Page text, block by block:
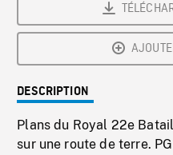
DESCRIPTION
Plans du Royal 22e
sur une route de terre.